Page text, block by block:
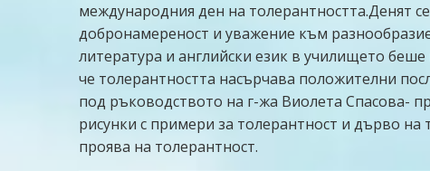
международния ден на толерантността.Денят
добронамереност и уважение към
литература и английски език в училището
че толерантността насърчава положителни
под ръководството на г-жа Виолета Спасова-
рисунки с примери за толерантност и дърво на
проява на толерантност.